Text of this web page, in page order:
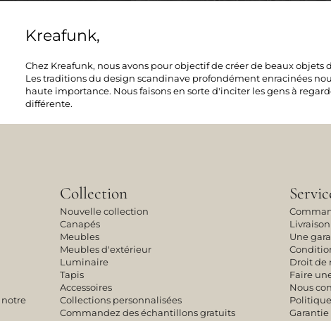
Kreafunk,
Chez Kreafunk, nous avons pour objectif de créer de beaux
Les traditions du design scandinave profondément enracinées
haute importance. Nous faisons en sorte d'inciter les gens à
différente.
notre
Collection
Nouvelle collection
Canapés
Meubles
Meubles d'extérieur
Luminaire
Tapis
Accessoires
Collections personnalisées
Commandez des échantillons gratuits
Une
Droit de
Faire
Nous